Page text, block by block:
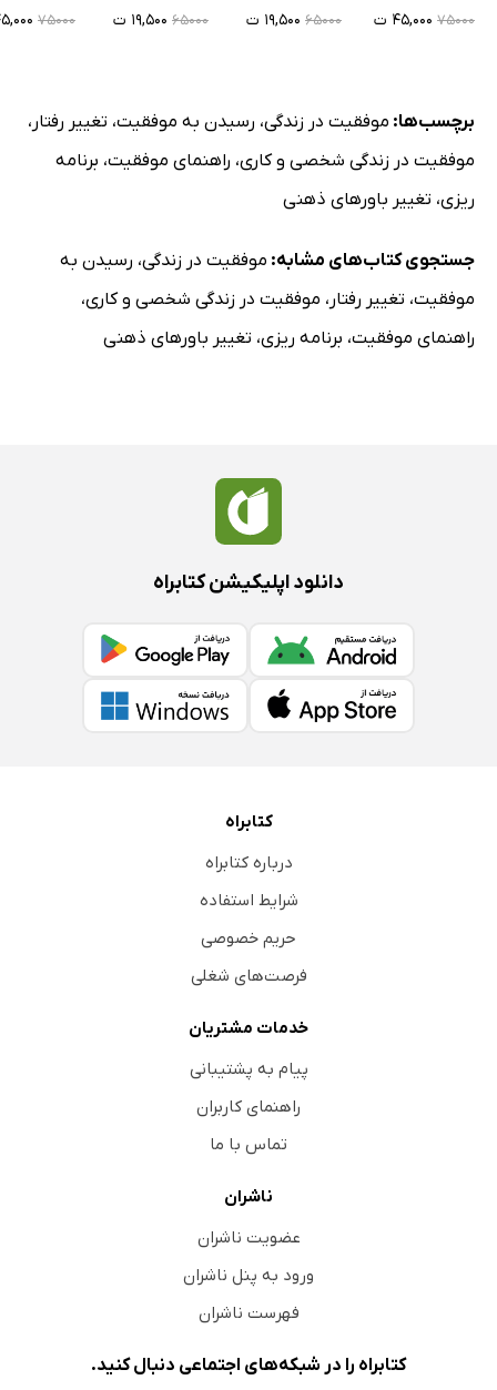
۷۵۰۰۰ ۴۵,۰۰۰ ت ۶۵۰۰۰ ۱۹,۵۰۰ ت ۶۵۰۰۰ ۱۹,۵۰۰ ت ۷۵۰۰۰
برچسب‌ها: موفقیت در زندگی، رسیدن به موفقیت، تغییر رفتار ،
موفقیت در زندگی شخصی و کاری، راهنمای موفقیت، برنامه
ریزی، تغییر باورهای ذهنی
جستجوی کتاب‌های مشابه: موفقیت در زندگی، رسیدن به
موفقیت، تغییر رفتار ، موفقیت در زندگی شخصی و کاری،
راهنمای موفقیت، برنامه ریزی، تغییر باورهای ذهنی
دانلود اپلیکیشن کتابراه
کتابراه
درباره کتابراه
شرایط استفاده
حریم خصوصی
فرصت‌های شغلی
خدمات مشتریان
پیام به پشتیبانی
راهنمای کاربران
تماس با ما
ناشران
عضویت ناشران
ورود به پنل ناشران
فهرست ناشران
کتابراه را در شبکه‌های اجتماعی دنبال کنید.